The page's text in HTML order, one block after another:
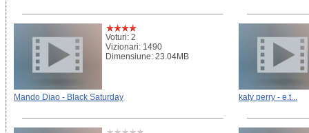
Voturi: 2
Vizionari: 1490
Dimensiune: 23.04MB
Mando Diao - Black Saturday katy perry - e.t...